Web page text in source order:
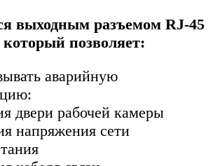
выходным разъемом RJ-45
который позволяет:
аварийную
двери рабочей камеры
напряжения сети